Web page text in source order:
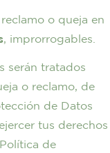
o queja en
, improrrogables.
serán tratados
o reclamo, de
de Datos
tus derechos
de